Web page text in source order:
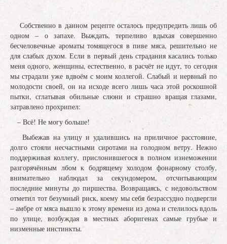
Собственно в данном рецепте осталось предупредить лишь об
одном – о запахе. Выждать, терпеливо вдыхая совершенно
бесчеловечные ароматы томящегося в пиве мяса, решительно не
для слабых духом. Если в первый день страдания касались только
меня одного, женщины, естественно, в расчёт не идут, то сегодня
мы страдали уже вдвоём с моим коллегой. Слабый и нервный по
молодости своей, он на исходе всего лишь часа этой роскошной
пытки, сглатывая обильные слюни и страшно вращая глазами,
затравлено прохрипел:
– Всё! Не могу больше!
Выбежав на улицу и удалившись на приличное расстояние,
долго стояли несчастными сиротами на голодном ветру. Нежно
поддерживая коллегу, прислонившегося в полном изнеможении
разгорячённым лбом к бодрящему холодом фонарному столбу,
внимательно наблюдал за секундомером, отсчитывающим
последние минуты до пиршества. Возвращаясь, с недовольством
отметил тот безумный риск, коему мы себя безрассудно подвергли
– амбре от мяса вышло к этому времени из дома и стелилось вдоль
по улице, возбуждая в местных аборигенах самые грубые и
низменные инстинкты.